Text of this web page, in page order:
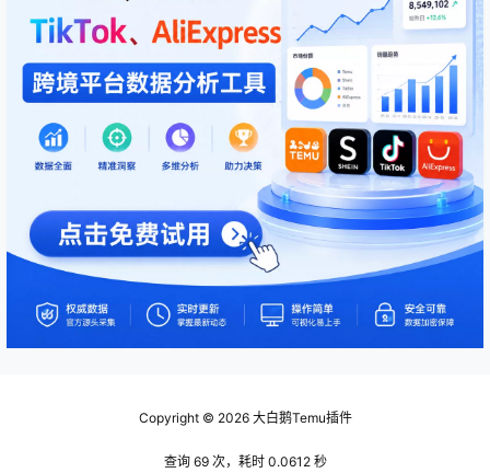
Copyright © 2026大白鹅Temu插件
查询 69 次，耗时 0.0612 秒